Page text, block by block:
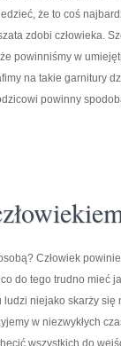
że to coś
zdobi człowieka.
powinniśmy w
na takie garnitury
powinny
Człowiek
do tego trudno mieć
niejako skarży
w niezwykłych
wszystkich do